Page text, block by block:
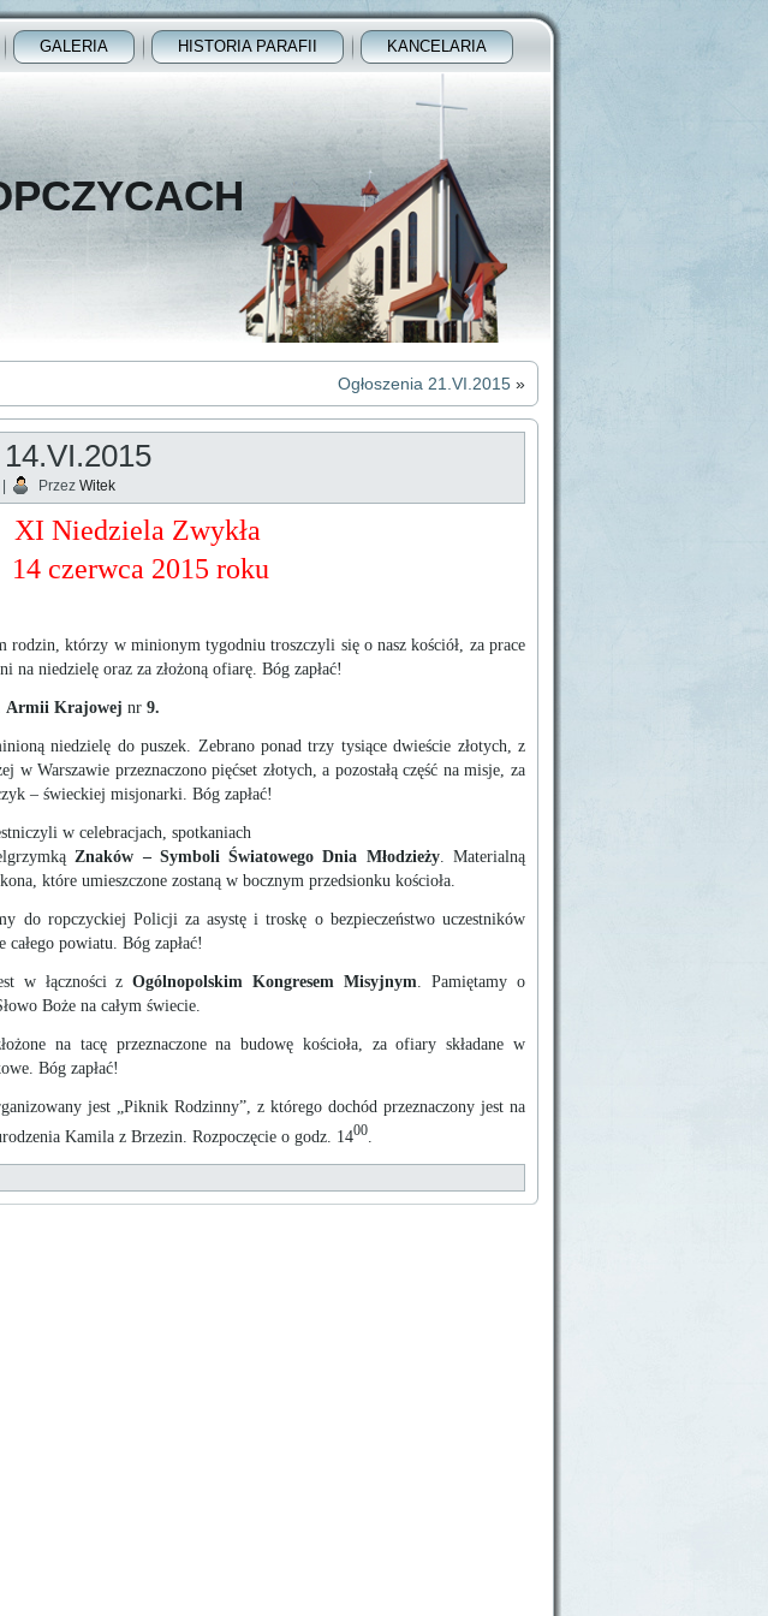
GALERIA HISTORIA PARAFII KANCELARIA
Ogłoszenia 21.VI.2015 »
Przez Witek
XI Niedziela Zwykła
14 czerwca 2015 roku
którzy w minionym tygodniu troszczyli się o nasz kościół, za prace
na niedzielę oraz za złożoną ofiarę. Bóg zapłać!
Armii Krajowej nr 9.
niedzielę do puszek. Zebrano ponad trzy tysiące dwieście złotych, z
w Warszawie przeznaczono pięćset złotych, a pozostałą część na misje, za
– świeckiej misjonarki. Bóg zapłać!
w celebracjach, spotkaniach
Znaków – Symboli Światowego Dnia Młodzieży. Materialną
które umieszczone zostaną w bocznym przedsionku kościoła.
do ropczyckiej Policji za asystę i troskę o bezpieczeństwo uczestników
powiatu. Bóg zapłać!
w łączności zOgólnopolskim Kongresem Misyjnym. Pamiętamy o
Boże na całym świecie.
na tacę przeznaczone na budowę kościoła, za ofiary składane w
Bóg zapłać!
jest „Piknik Rodzinny”, z którego dochód przeznaczony jest na
Kamila z Brzezin. Rozpoczęcie o godz. 1400